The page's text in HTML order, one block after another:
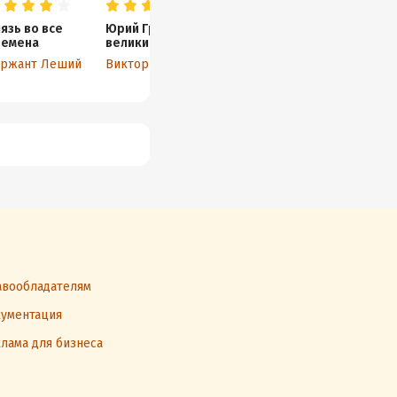
во все
Леший
Юрий Грозный,
великий князь
всея Руси
Виктор Старицын
для бизнеса